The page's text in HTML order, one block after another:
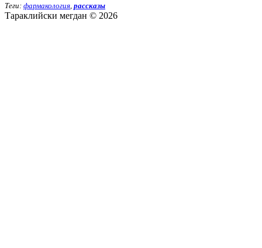
Теги: фармакология рассказы
Тараклийски мегдан © 2026